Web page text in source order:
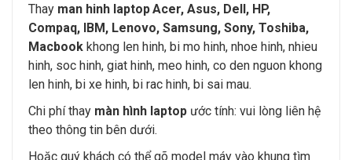
Thay man hinh laptopAcer, Asus, Dell, HP,
Compaq, IBM, Lenovo, Samsung, Sony, Toshiba,
Macbook khong len hinh, bi mo hinh, nhoe hinh, nhieu
hinh, soc hinh, giat hinh, meo hinh, co den nguon khong
len hinh, bi xe hinh, bi rac hinh, bi sai mau.
Chi phí thay màn hình laptop ước tính: vui lòng liên hệ
theo thông tin bên dưới.
Hoặc quý khách có thể gõ model máy vào khung tìm